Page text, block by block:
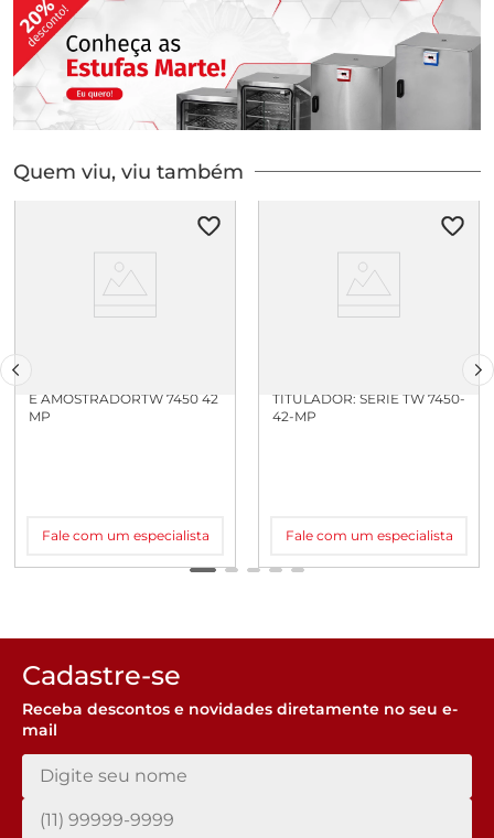
Quem viu, viu também
E AMOSTRADORTW 7450 42
MP
Fale com um especialista
TITULADOR: SERIE TW 7450-
42-MP
Fale com um especialista
Cadastre-se
Receba descontos e novidades diretamente no seu e-
mail